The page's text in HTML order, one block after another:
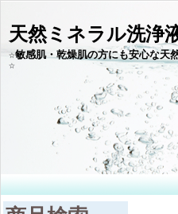
天然ミネラル洗浄
☆敏感肌・乾燥肌の方にも安心な